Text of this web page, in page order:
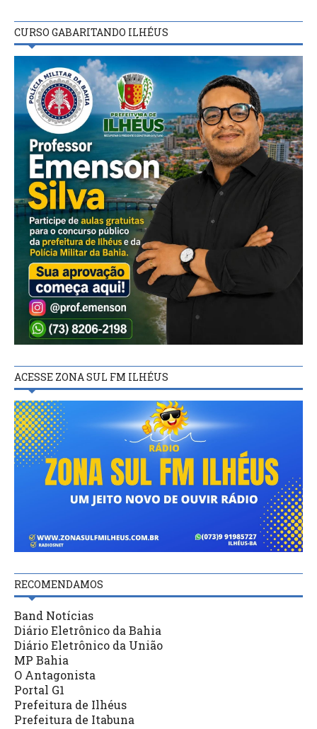
CURSO GABARITANDO ILHÉUS
ACESSE ZONA SUL FM ILHÉUS
RECOMENDAMOS
Band Notícias
Diário Eletrônico da Bahia
Diário Eletrônico da União
MP Bahia
O Antagonista
Portal G1
Prefeitura de Ilhéus
Prefeitura de Itabuna